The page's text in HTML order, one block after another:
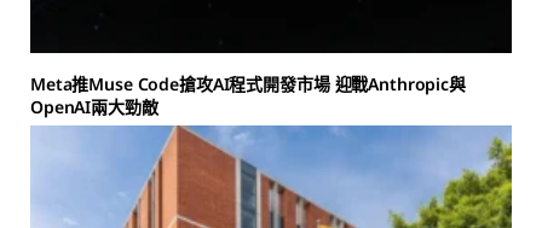
Meta推Muse Code搶攻AI程式開發市場 迎戰Anthropic與
OpenAI兩大勁敵